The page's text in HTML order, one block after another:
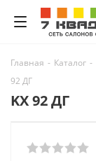
Главная - Каталог -
92 ДГ
KX 92 ДГ